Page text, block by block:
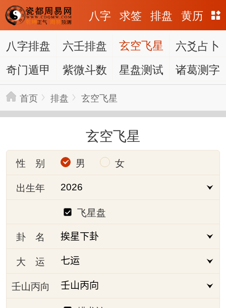
八字 求签 排盘 黄历
八字排盘
六壬排盘 玄空飞星
六爻占卜
奇门遁甲
紫微斗数 星盘测试 诸葛测字
首页 排盘 玄空飞星
玄空飞星
性 别 男
女
出生年
飞星盘
卦 名
大 运
壬山丙向